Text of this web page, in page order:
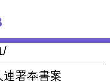
署奉書案